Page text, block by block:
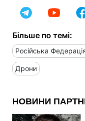
Більше по темі:
Російська
Дрони